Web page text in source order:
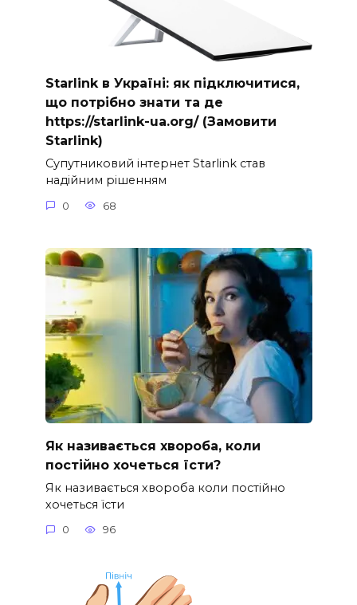
Starlink в Україні: як підключитися,
що потрібно знати та де
https://starlink-ua.org/ (Замовити
Starlink)
Супутниковий інтернет Starlink став
надійним рішенням
0 68
Як називається хвороба, коли
постійно хочеться їсти?
Як називається хвороба коли постійно
хочеться їсти
0 96